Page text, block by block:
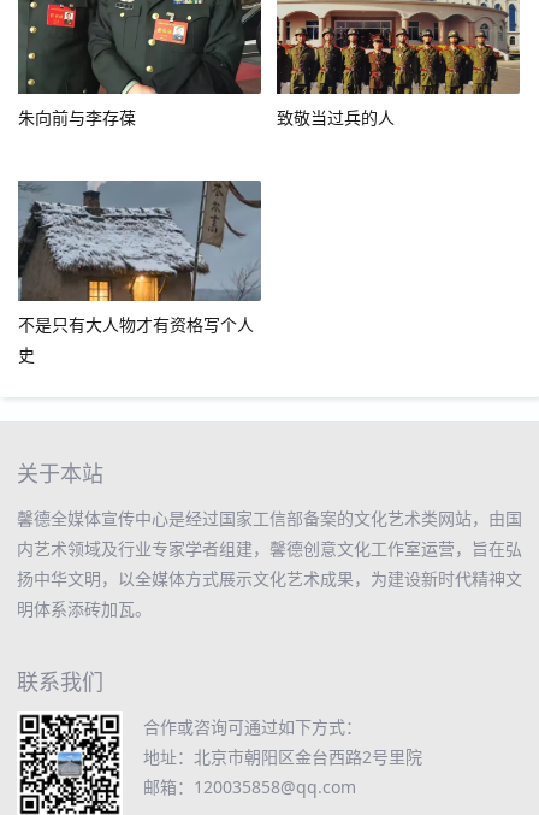
朱向前与李存葆 致敬当过兵的人
不是只有大人物才有资格写个人
史
关于本站
馨德全媒体宣传中心是经过国家工信部备案的文化艺术类网站，由国
内艺术领域及行业专家学者组建，馨德创意文化工作室运营，旨在弘
扬中华文明，以全媒体方式展示文化艺术成果，为建设新时代精神文
明体系添砖加瓦。
联系我们
合作或咨询可通过如下方式：
地址：北京市朝阳区金台西路2号里院
邮箱：120035858@qq.com